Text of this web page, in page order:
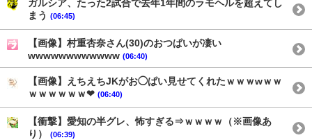
ガルシア、たった2試合で去年1年間のラモヘルを超えてし
まう (06:45)
【画像】村重杏奈さん(30)のおつぱいが凄い
wwwwwwwwwwww (06:40)
【画像】えちえちJKがお◯ぱい見せてくれたｗｗｗwｗｗ
ｗｗｗｗｗｗ❤ (06:40)
【衝撃】愛知の半グレ、怖すぎる⇒ｗｗｗｗ（※画像あ
り）
(06:39)